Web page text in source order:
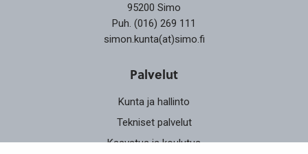
95200 Simo
Puh. (016) 269 111
simon.kunta(at)simo.fi
Palvelut
Kunta ja hallinto
Tekniset palvelut
Kasvatus ja koulutus